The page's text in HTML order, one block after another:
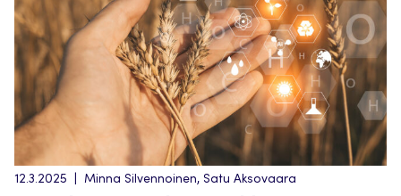
12.3.2025 Minna Silvennoinen, Satu Aksovaara